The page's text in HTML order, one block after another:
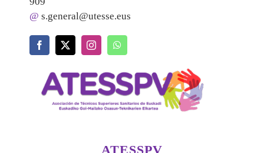
@ s.general@utesse.eus
ATESSPV